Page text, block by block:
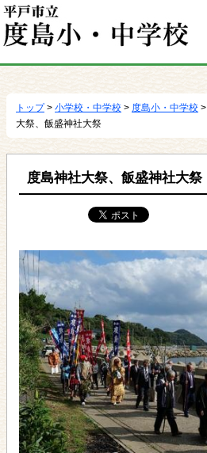
動
トップ> 小学校・中学校 > 度島小・中学校 >
大祭、飯盛神社大祭
度島神社大祭、飯盛神社大祭